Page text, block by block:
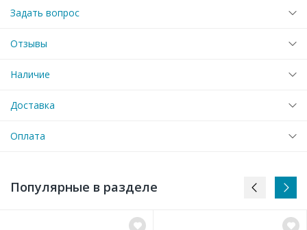
Задать вопрос
Отзывы
Наличие
Доставка
Оплата
Популярные в разделе